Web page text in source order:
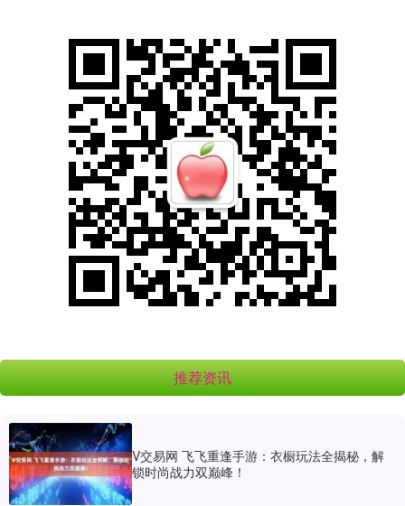
推荐资讯
V交易网 飞飞重逢手游：衣橱玩法全揭秘，解
锁时尚战力双巅峰！